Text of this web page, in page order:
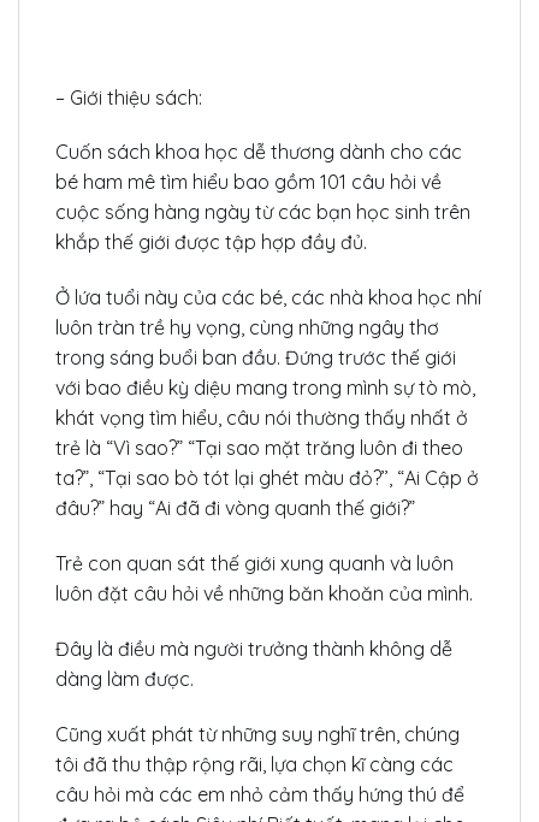
– Giới thiệu sách:
Cuốn sách khoa học dễ thương dành cho các
bé ham mê tìm hiểu bao gồm 101 câu hỏi về
cuộc sống hàng ngày từ các bạn học sinh trên
khắp thế giới được tập hợp đầy đủ.
Ở lứa tuổi này của các bé, các nhà khoa học nhí
luôn tràn trề hy vọng, cùng những ngây thơ
trong sáng buổi ban đầu. Đứng trước thế giới
với bao điều kỳ diệu mang trong mình sự tò mò,
khát vọng tìm hiểu, câu nói thường thấy nhất ở
trẻ là “Vì sao?” “Tại sao mặt trăng luôn đi theo
ta?”, “Tại sao bò tót lại ghét màu đỏ?’’, “Ai Cập ở
đâu?” hay “Ai đã đi vòng quanh thế giới?”
Trẻ con quan sát thế giới xung quanh và luôn
luôn đặt câu hỏi về những băn khoăn của mình.
Đây là điều mà người trưởng thành không dễ
dàng làm được.
Cũng xuất phát từ những suy nghĩ trên, chúng
tôi đã thu thập rộng rãi, lựa chọn kĩ càng các
câu hỏi mà các em nhỏ cảm thấy hứng thú để